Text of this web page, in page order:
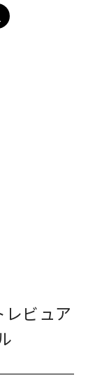
ビュア